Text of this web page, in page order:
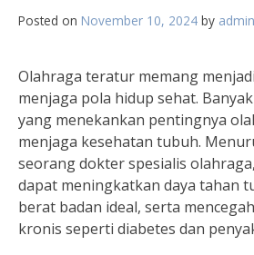
Posted on November 10, 2024 by
Olahraga teratur memang
menjaga pola hidup sehat.
yang menekankan pentingnya
menjaga kesehatan tubuh.
seorang dokter spesialis
dapat meningkatkan daya tahan
berat badan ideal, serta
kronis seperti diabetes dan